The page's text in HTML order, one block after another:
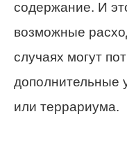
содержание. И
возможные
случаях могут
дополнительные
или террариума.